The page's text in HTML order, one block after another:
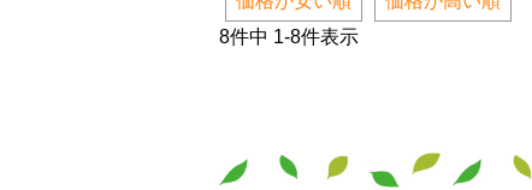
8件中 1-8件表示